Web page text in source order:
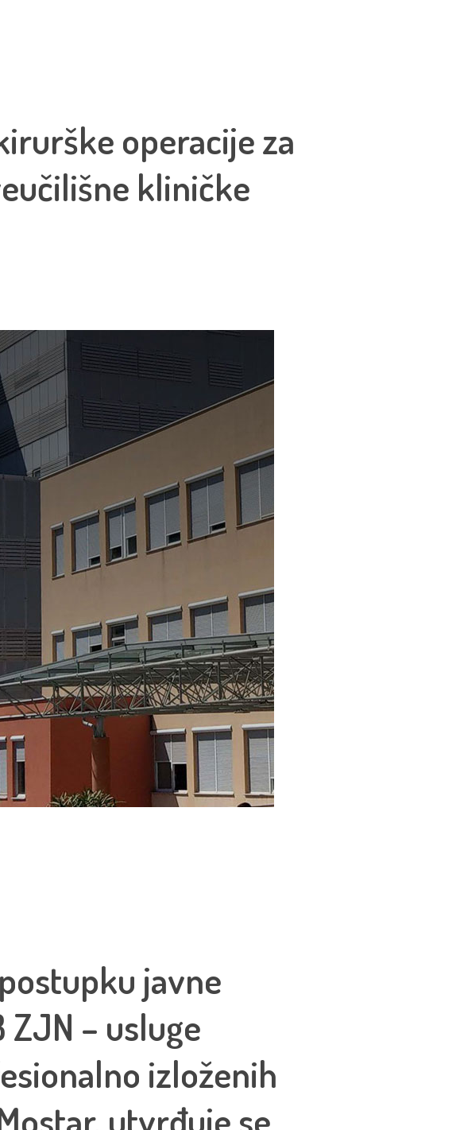
operacije za
kliničke
javne
ZJN – usluge
izloženih
utvrđuje se